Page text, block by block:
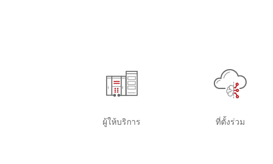
ผู้ให้บริการ ที่ตั้งร่วม